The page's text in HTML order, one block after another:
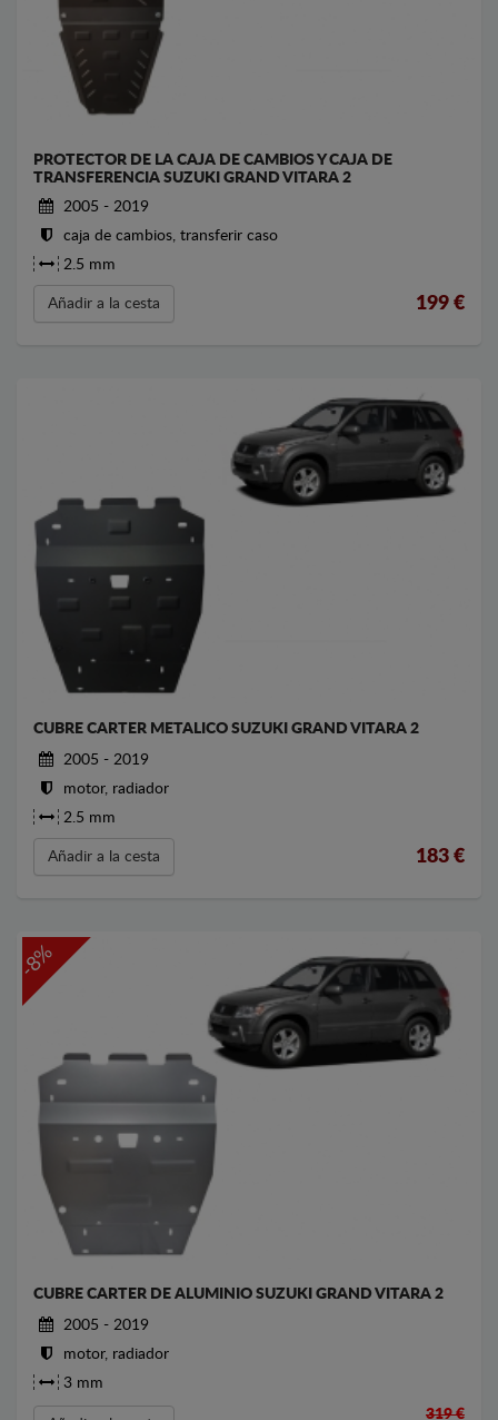
PROTECTOR DE LA CAJA DE CAMBIOS Y CAJA DE
TRANSFERENCIA SUZUKI GRAND VITARA 2
2005 - 2019
caja de cambios, transferir caso
2.5 mm
Añadir a la cesta 199 €
CUBRE CARTER METALICO SUZUKI GRAND VITARA 2
2005 - 2019
motor, radiador
2.5 mm
Añadir a la cesta 183 €
-8%
CUBRE CARTER DE ALUMINIO SUZUKI GRAND VITARA 2
2005 - 2019
motor, radiador
3 mm
319 €